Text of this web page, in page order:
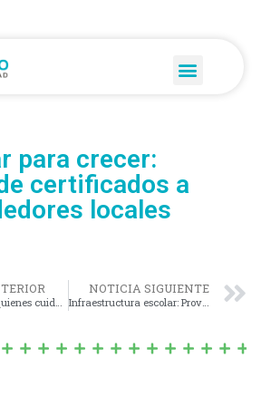
para crecer:
certificados a
locales
Acompañar a quienes cuidan: el Municipio entregó una ambulancia a los Bomberos Voluntarios de Navarro
NOTICIA SIGUIENTE
Infraestructura escolar: Provincia y Municipio avanzan en proyectos para edificios educativos